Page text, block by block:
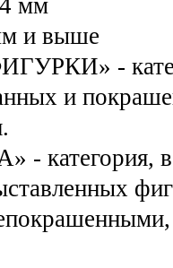
и выше
-
и
категория, в